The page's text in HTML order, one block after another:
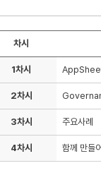
차시
1차시
2차시
3차시 주요사례
4차시 함께 만들